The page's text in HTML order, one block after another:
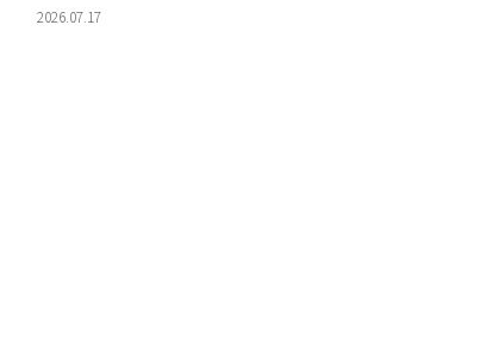
2026.07.17